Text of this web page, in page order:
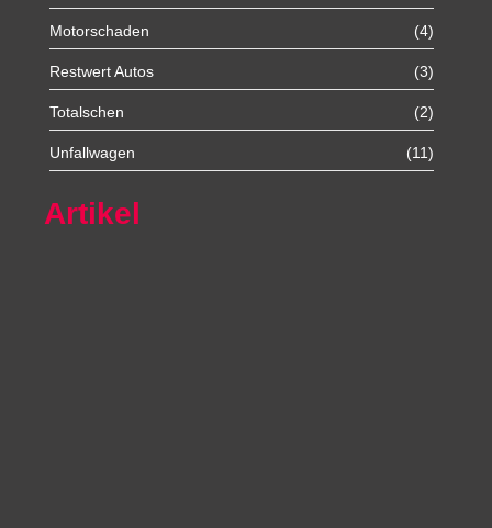
Motorschaden (4)
Restwert Autos (3)
Totalschen (2)
Unfallwagen (11)
Artikel